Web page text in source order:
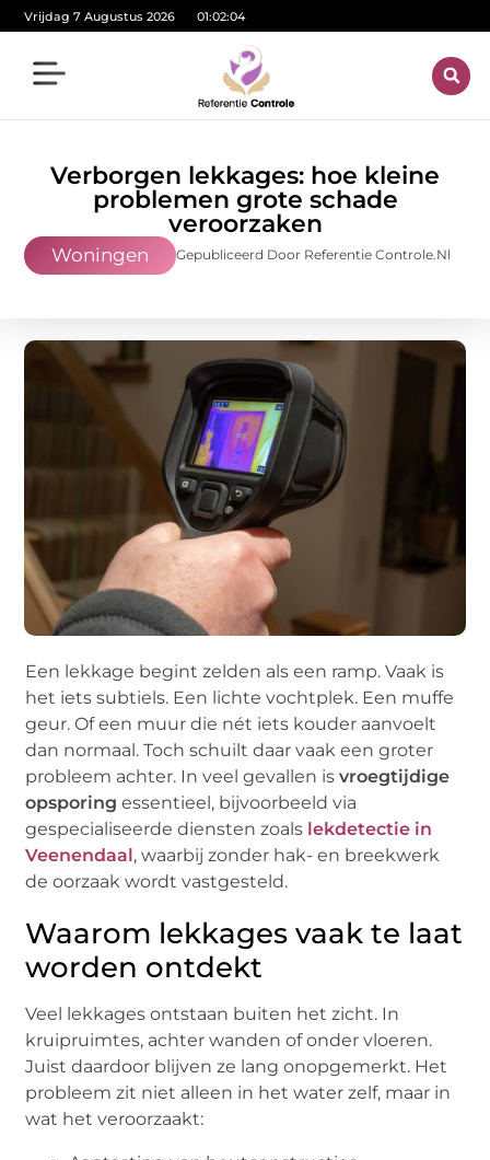
Vrijdag 7 Augustus 2026 01:02:05
Verborgen lekkages: hoe kleine
problemen grote schade
veroorzaken
Woningen Gepubliceerd Door Referentie Controle.nl
Een lekkage begint zelden als een ramp. Vaak is
het iets subtiels. Een lichte vochtplek. Een muffe
geur. Of een muur die nét iets kouder aanvoelt
dan normaal. Toch schuilt daar vaak een groter
probleem achter. In veel gevallen isvroegtijdige
opsporingessentieel, bijvoorbeeld via
gespecialiseerde diensten zoals lekdetectie in
Veenendaal, waarbij zonder hak- en breekwerk
de oorzaak wordt vastgesteld.
Waarom lekkages vaak te laat
worden ontdekt
Veel lekkages ontstaan buiten het zicht. In
kruipruimtes, achter wanden of onder vloeren.
Juist daardoor blijven ze lang onopgemerkt. Het
probleem zit niet alleen in het water zelf, maar in
wat het veroorzaakt: